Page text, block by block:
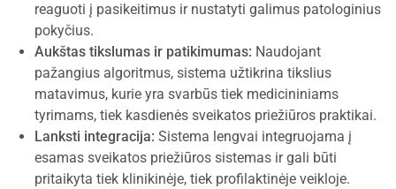
reaguoti į pasikeitimus ir nustatyti galimus patologinius
pokyčius.
Aukštas tikslumas ir patikimumas: Naudojant
pažangius algoritmus, sistema užtikrina tikslius
matavimus, kurie yra svarbūs tiek medicininiams
tyrimams, tiek kasdienės sveikatos priežiūros praktikai.
Lanksti integracija: Sistema lengvai integruojama į
esamas sveikatos priežiūros sistemas ir gali būti
pritaikyta tiek klinikinėje, tiek profilaktinėje veikloje.